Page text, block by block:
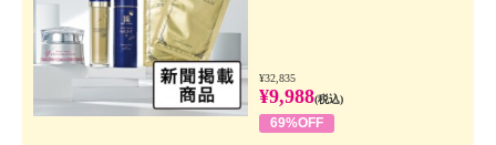
¥32,835
¥9,988(税込)
69%OFF